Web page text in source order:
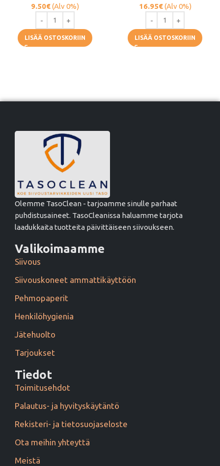
9.50€(Alv 0%)
LISÄÄ OSTOSKORIIN
16.95€(Alv 0%)
LISÄÄ OSTOSKORIIN
Olemme TasoClean - tarjoamme sinulle parhaat
puhdistusaineet. TasoCleanissa haluamme tarjota
laadukkaita tuotteita päivittäiseen siivoukseen.
Valikoimaamme
Siivous
Siivouskoneet ammattikäyttöön
Pehmopaperit
Henkilöhygienia
Jätehuolto
Tarjoukset
Tiedot
Toimitusehdot
Palautus- ja hyvityskäytäntö
Rekisteri- ja tietosuojaseloste
Ota meihin yhteyttä
Meistä